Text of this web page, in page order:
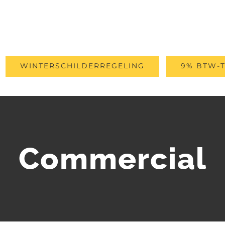
WINTERSCHILDERREGELING 9% BTW-
Commercial